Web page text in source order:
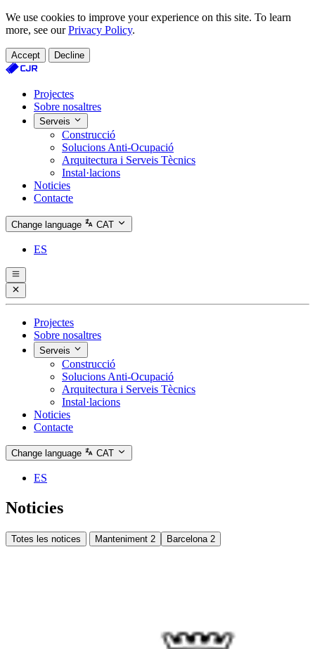
We use cookies to improve your experience on this site. To learn
more, see ourPrivacy Policy.
Accept Decline
Projectes
Sobre nosaltres
Serveis
Construcció
Solucions Anti‑Ocupació
Arquitectura i Serveis Tècnics
Instal·lacions
Noticies
Contacte
Change language CAT
ES
Projectes
Sobre nosaltres
Serveis
Construcció
Solucions Anti‑Ocupació
Arquitectura i Serveis Tècnics
Instal·lacions
Noticies
Contacte
Change language CAT
ES
Noticies
Totes les notices Manteniment 2 Barcelona 2